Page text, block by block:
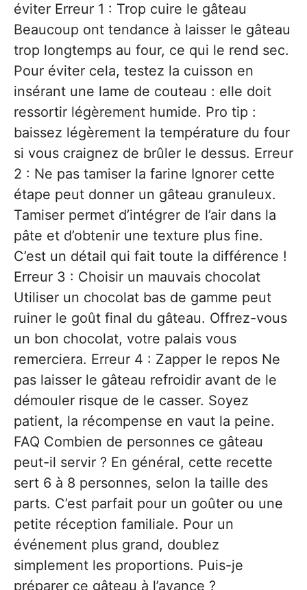
éviter Erreur 1 : Trop cuire le gâteau
Beaucoup ont tendance à laisser le gâteau
trop longtemps au four, ce qui le rend sec.
Pour éviter cela, testez la cuisson en
insérant une lame de couteau : elle doit
ressortir légèrement humide. Pro tip :
baissez légèrement la température du four
si vous craignez de brûler le dessus. Erreur
2 : Ne pas tamiser la farine Ignorer cette
étape peut donner un gâteau granuleux.
Tamiser permet d’intégrer de l’air dans la
pâte et d’obtenir une texture plus fine.
C’est un détail qui fait toute la différence !
Erreur 3 : Choisir un mauvais chocolat
Utiliser un chocolat bas de gamme peut
ruiner le goût final du gâteau. Offrez-vous
un bon chocolat, votre palais vous
remerciera. Erreur 4 : Zapper le repos Ne
pas laisser le gâteau refroidir avant de le
démouler risque de le casser. Soyez
patient, la récompense en vaut la peine.
FAQ Combien de personnes ce gâteau
peut-il servir ? En général, cette recette
sert 6 à 8 personnes, selon la taille des
parts. C’est parfait pour un goûter ou une
petite réception familiale. Pour un
événement plus grand, doublez
simplement les proportions. Puis-je
préparer ce gâteau à l’avance ?